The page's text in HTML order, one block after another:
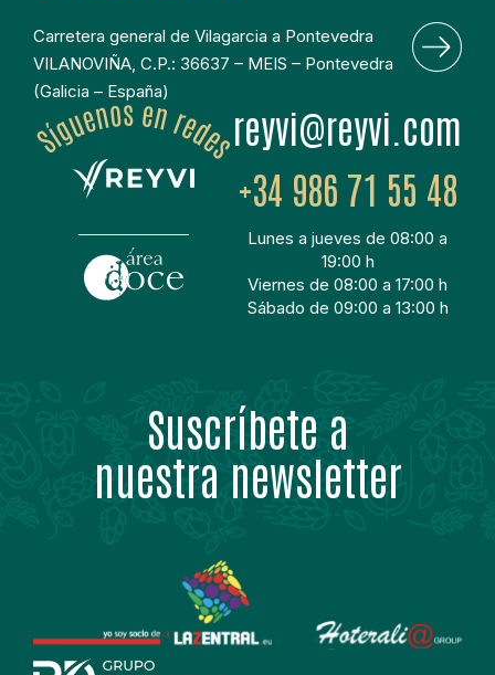
Carretera general de Vilagarcia a Pontevedra
VILANOVIÑA, C.P.: 36637 – MEIS – Pontevedra
(Galicia – España)
moc.ivyer@ivyer
+34 986 71 55 48
Lunes a jueves de 08:00 a
19:00 h
Viernes de 08:00 a 17:00 h
Sábado de 09:00 a 13:00 h
Suscríbete a
nuestra newsletter